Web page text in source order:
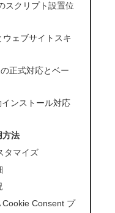
スクリプト設置位
ェブサイトスキ
正式対応とベー
ンストール対応
法
タマイズ
Cookie Consent プ